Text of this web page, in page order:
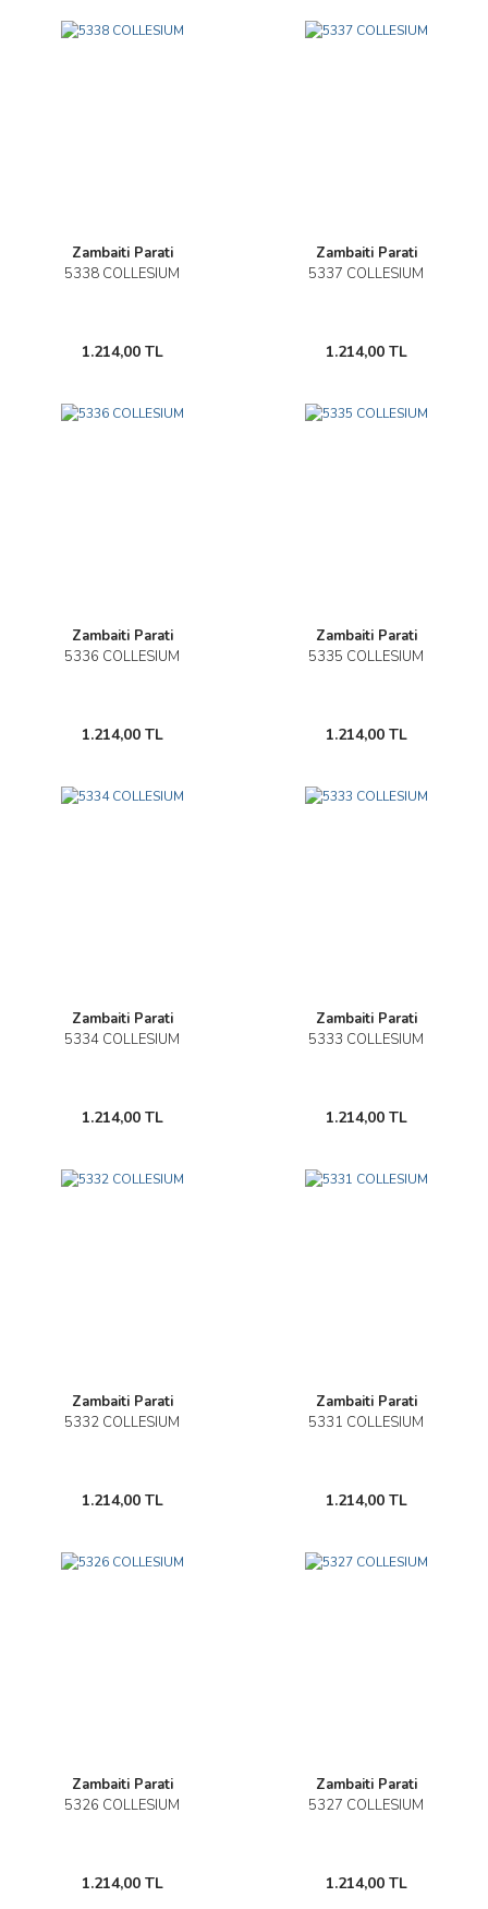
Zambaiti Parati
5338 COLLESIUM
1.214,00 TL
Zambaiti Parati
5337 COLLESIUM
1.214,00 TL
Zambaiti Parati
5336 COLLESIUM
1.214,00 TL
Zambaiti Parati
5335 COLLESIUM
1.214,00 TL
Zambaiti Parati
5334 COLLESIUM
1.214,00 TL
Zambaiti Parati
5333 COLLESIUM
1.214,00 TL
Zambaiti Parati
5332 COLLESIUM
1.214,00 TL
Zambaiti Parati
5331 COLLESIUM
1.214,00 TL
Zambaiti Parati
5326 COLLESIUM
1.214,00 TL
Zambaiti Parati
5327 COLLESIUM
1.214,00 TL